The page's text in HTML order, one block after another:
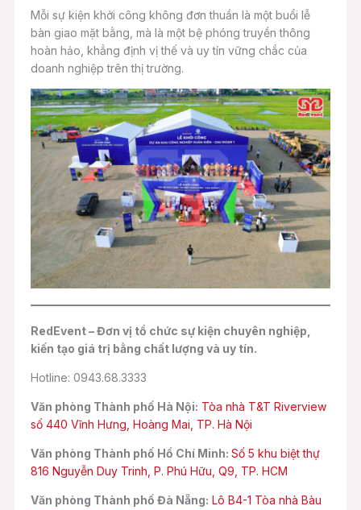
Mỗi sự kiện khởi công không đơn thuần là một buổi lễ
bàn giao mặt bằng, mà là một bệ phóng truyền thông
hoàn hảo, khẳng định vị thế và uy tín vững chắc của
doanh nghiệp trên thị trường.
RedEvent – Đơn vị tổ chức sự kiện chuyên nghiệp,
kiến tạo giá trị bằng chất lượng và uy tín.
Hotline: 0943.68.3333
Văn phòng Thành phố Hà Nội: Tòa nhà T&T Riverview
số 440 Vĩnh Hưng, Hoàng Mai, TP. Hà Nội
Văn phòng Thành phố Hồ Chí Minh: Số 5 khu biệt thự
816 Nguyễn Duy Trinh, P. Phú Hữu, Q9, TP. HCM
Văn phòng Thành phố Đà Nẵng: Lô B4-1 Tòa nhà Bàu